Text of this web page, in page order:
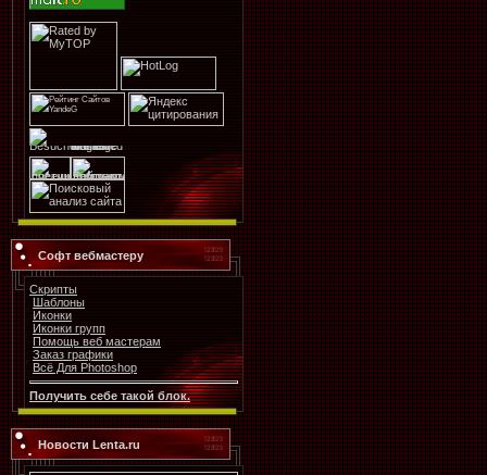
Софт вебмастеру
Скрипты
Шаблоны
Иконки
Иконки групп
Помощь веб мастерам
Заказ графики
Всё Для Photoshop
Получить себе такой блок.
Новости Lenta.ru